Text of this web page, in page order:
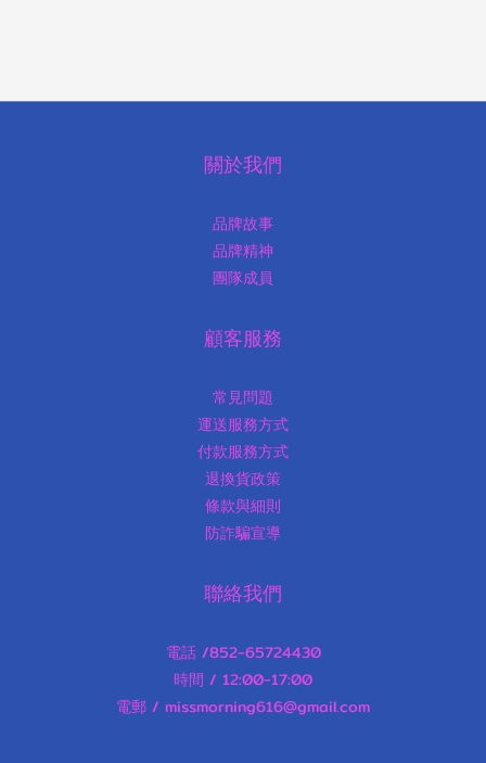
關於我們
品牌故事
品牌精神
團隊成員
顧客服務
常見問題
運送服務方式
付款服務方式
退換貨政策
條款與細則
防詐騙宣導
聯絡我們
電話 /852-65724430
時間 / 12:00-17:00
電郵 / missmorning616@gmail.com